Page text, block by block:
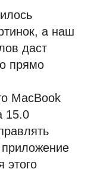
а наш
даст
прямо
MacBook
15.0
приложение
этого